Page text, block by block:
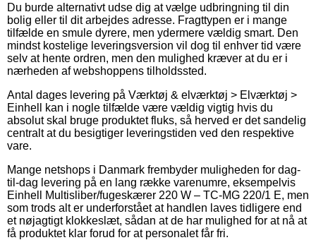
Du burde alternativt udse dig at vælge udbringning til din
bolig eller til dit arbejdes adresse. Fragttypen er i mange
tilfælde en smule dyrere, men ydermere vældig smart. Den
mindst kostelige leveringsversion vil dog til enhver tid være
selv at hente ordren, men den mulighed kræver at du er i
nærheden af webshoppens tilholdssted.
Antal dages levering på Værktøj & elværktøj > Elværktøj >
Einhell kan i nogle tilfælde være vældig vigtig hvis du
absolut skal bruge produktet fluks, så herved er det sandelig
centralt at du besigtiger leveringstiden ved den respektive
vare.
Mange netshops i Danmark frembyder muligheden for dag-
til-dag levering på en lang række varenumre, eksempelvis
Einhell Multisliber/fugeskærer 220 W – TC-MG 220/1 E, men
som trods alt er underforstået at handlen laves tidligere end
et nøjagtigt klokkeslæt, sådan at de har mulighed for at nå at
få produktet klar forud for at personalet får fri.